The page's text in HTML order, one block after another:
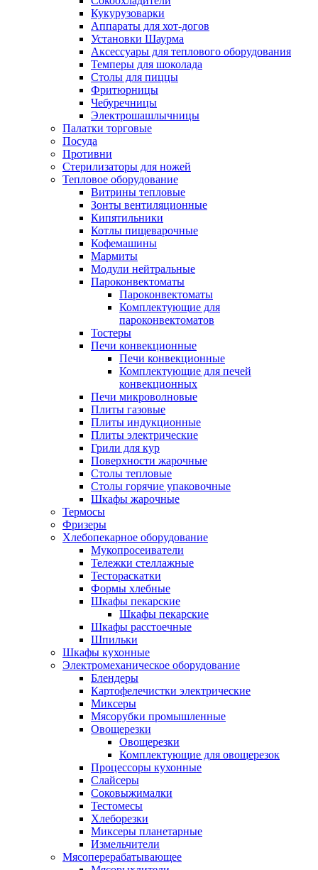
Кукурузоварки
Аппараты для хот-догов
Установки Шаурма
Аксессуары для теплового оборудования
Темперы для шоколада
Столы для пиццы
Фритюрницы
Чебуречницы
Электрошашлычницы
Палатки торговые
Посуда
Противни
Стерилизаторы для ножей
Тепловое оборудование
Витрины тепловые
Зонты вентиляционные
Кипятильники
Котлы пищеварочные
Кофемашины
Мармиты
Модули нейтральные
Пароконвектоматы
Пароконвектоматы
Комплектующие для
пароконвектоматов
Тостеры
Печи конвекционные
Печи конвекционные
Комплектующие для печей
конвекционных
Печи микроволновые
Плиты газовые
Плиты индукционные
Плиты электрические
Грили для кур
Поверхности жарочные
Столы тепловые
Столы горячие упаковочные
Шкафы жарочные
Термосы
Фризеры
Хлебопекарное оборудование
Мукопросеиватели
Тележки стеллажные
Тестораскатки
Формы хлебные
Шкафы пекарские
Шкафы пекарские
Шкафы расстоечные
Шпильки
Шкафы кухонные
Электромеханическое оборудование
Блендеры
Картофелечистки электрические
Миксеры
Мясорубки промышленные
Овощерезки
Овощерезки
Комплектующие для овощерезок
Процессоры кухонные
Слайсеры
Соковыжималки
Тестомесы
Хлеборезки
Миксеры планетарные
Измельчители
Мясоперерабатывающее